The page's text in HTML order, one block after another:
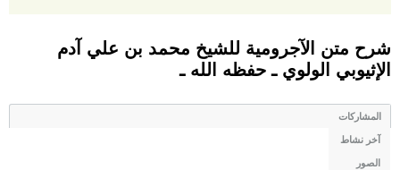
شرح متن الآجرومية للشيخ محمد بن علي آدم
الإثيوبي الولوي ـ حفظه الله ـ
المشاركات
آخر نشاط
الصور